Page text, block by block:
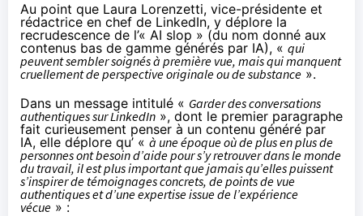
Au point que Laura Lorenzetti, vice-présidente et
rédactrice en chef de LinkedIn, y déplore la
recrudescence de l’« AI slop » (du nom donné aux
contenus bas de gamme générés par IA), « qui
peuvent sembler soignés à première vue, mais qui manquent
cruellement de perspective originale ou de substance ».
Dans un message intitulé « Garder des conversations
authentiques sur LinkedIn », dont le premier paragraphe
fait curieusement penser à un contenu généré par
IA, elle déplore qu’ « à une époque où de plus en plus de
personnes ont besoin d’aide pour s’y retrouver dans le monde
du travail, il est plus important que jamais qu’elles puissent
s’inspirer de témoignages concrets, de points de vue
authentiques et d’une expertise issue de l’expérience
vécue » :